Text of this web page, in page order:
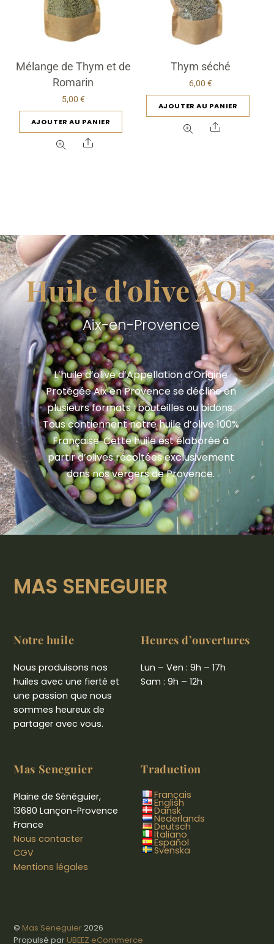
Mélange de Thym et de
Romarin
5,00 €
AJOUTER AU PANIER
Share
Thym séché
6,00 €
AJOUTER AU PANIER
Share
Huile d'olive AOP
Aix-en-Provence
L’huile d’olive d’Appellation d’Origine
Protégée Aix en Provence se décline en
plusieurs formats : bouteilles ou bidons.
Tous contiennent notre huile d’olive 100%
Française. Cette huile est élaborée à
partir d’olives récoltées exclusivement
dans nos vergers de Provence.
MAS SENEGUIER
Notre huile
Nous produisons nos
huiles avec une fierté et
une passion que nous
sommes heureux de
partager avec vous.
Heures d’ouvertures
Lun – Ven : 9h – 17h
Sam : 9h – 12h
Mas Seneguier
Plaine de Sénéguier,
13680 Lançon-Provence
France
Nous contacter
CGV
Mentions légales
Traduction
Français
English
Dansk
Nederlands
Deutsch
Italiano
Español
Svenska
© Mas Seneguier2026
Propulsé par UBEEZ eCommerce